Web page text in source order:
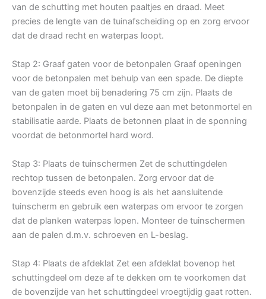
van de schutting met houten paaltjes en draad. Meet
precies de lengte van de tuinafscheiding op en zorg ervoor
dat de draad recht en waterpas loopt.
Stap 2: Graaf gaten voor de betonpalen Graaf openingen
voor de betonpalen met behulp van een spade. De diepte
van de gaten moet bij benadering 75 cm zijn. Plaats de
betonpalen in de gaten en vul deze aan met betonmortel en
stabilisatie aarde. Plaats de betonnen plaat in de sponning
voordat de betonmortel hard word.
Stap 3: Plaats de tuinschermen Zet de schuttingdelen
rechtop tussen de betonpalen. Zorg ervoor dat de
bovenzijde steeds even hoog is als het aansluitende
tuinscherm en gebruik een waterpas om ervoor te zorgen
dat de planken waterpas lopen. Monteer de tuinschermen
aan de palen d.m.v. schroeven en L-beslag.
Stap 4: Plaats de afdeklat Zet een afdeklat bovenop het
schuttingdeel om deze af te dekken om te voorkomen dat
de bovenzijde van het schuttingdeel vroegtijdig gaat rotten.